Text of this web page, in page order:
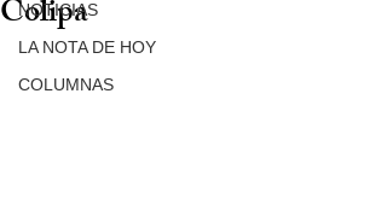
NOTICIAS
LA NOTA DE HOY
COLUMNAS
Colipa